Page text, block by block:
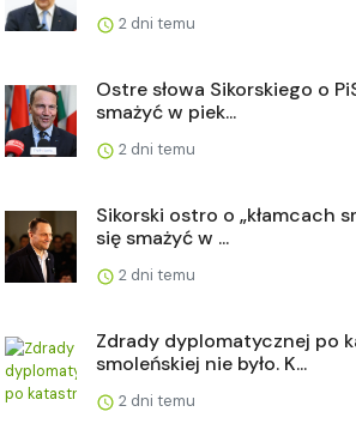
2 dni temu
Ostre słowa Sikorskiego o
smażyć w piek...
2 dni temu
Sikorski ostro o „kłamcach
się smażyć w ...
2 dni temu
Zdrady dyplomatycznej po
smoleńskiej nie było. K...
2 dni temu